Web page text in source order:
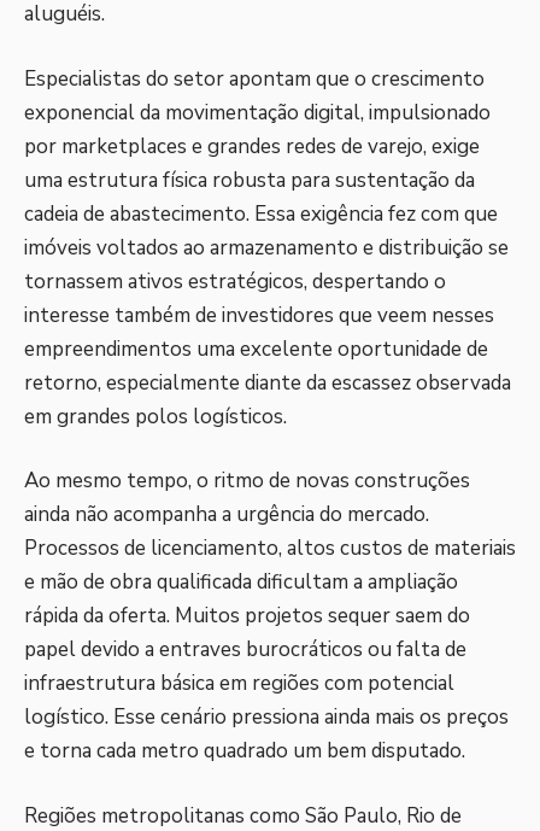
aluguéis.
Especialistas do setor apontam que o crescimento
exponencial da movimentação digital, impulsionado
por marketplaces e grandes redes de varejo, exige
uma estrutura física robusta para sustentação da
cadeia de abastecimento. Essa exigência fez com que
imóveis voltados ao armazenamento e distribuição se
tornassem ativos estratégicos, despertando o
interesse também de investidores que veem nesses
empreendimentos uma excelente oportunidade de
retorno, especialmente diante da escassez observada
em grandes polos logísticos.
Ao mesmo tempo, o ritmo de novas construções
ainda não acompanha a urgência do mercado.
Processos de licenciamento, altos custos de materiais
e mão de obra qualificada dificultam a ampliação
rápida da oferta. Muitos projetos sequer saem do
papel devido a entraves burocráticos ou falta de
infraestrutura básica em regiões com potencial
logístico. Esse cenário pressiona ainda mais os preços
e torna cada metro quadrado um bem disputado.
Regiões metropolitanas como São Paulo, Rio de